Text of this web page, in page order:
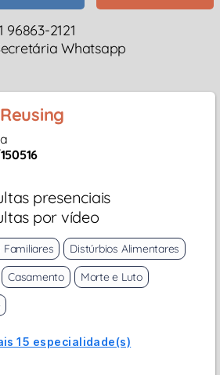
96863-2121
Whatsapp
presenciais
por vídeo
Familiares
Distúrbios Alimentares
Casamento
Morte e Luto
15 especialidade(s)